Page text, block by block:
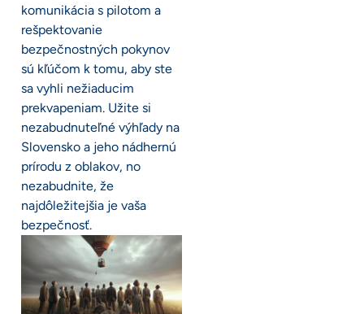
komunikácia s pilotom a
rešpektovanie
bezpečnostných pokynov
sú kľúčom k tomu, aby ste
sa vyhli nežiaducim
prekvapeniam. Užite si
nezabudnuteľné výhľady na
Slovensko a jeho nádhernú
prírodu z oblakov, no
nezabudnite, že
najdôležitejšia je vaša
bezpečnosť.